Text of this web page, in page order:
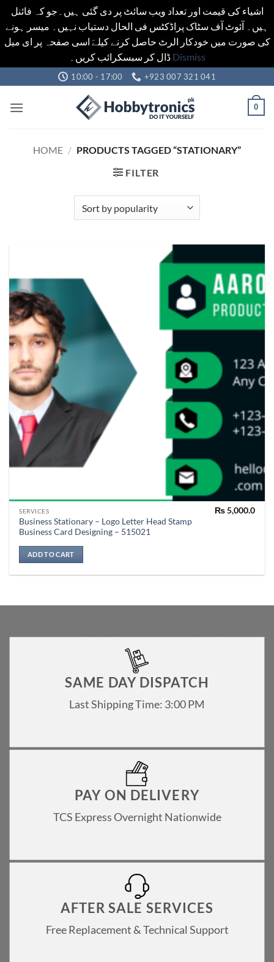
اشیاء کی قیمت اور تعداد ویب سائٹ پر دی گئی ہیں۔جو کہ فائنل
ہیں۔ آئوٹ آف سٹاک پراڈکٹس فی الحال دستیاب نہیں۔ میسر ہونے
کی صورت میں خودکار الرٹ حاصل کرنے کیلےَ اسی صفحہ پر ای میل
ڈال کر سبسکرائب کریں۔ Dismiss
to
content
10:00 - 17:00 +923 007 321 041
0
HOME / PRODUCTS TAGGED “STATIONARY”
FILTER
SERVICES
Business Stationary – Logo Letter Head Stamp
Business Card Designing – 515021
₨5,000.0
ADD TO CART
SAME DAY DISPATCH
Last Shipping Time: 3:00 PM
PAY ON DELIVERY
TCS Express Overnight Nationwide
AFTER SALE SERVICES
Free Replacement & Technical Support